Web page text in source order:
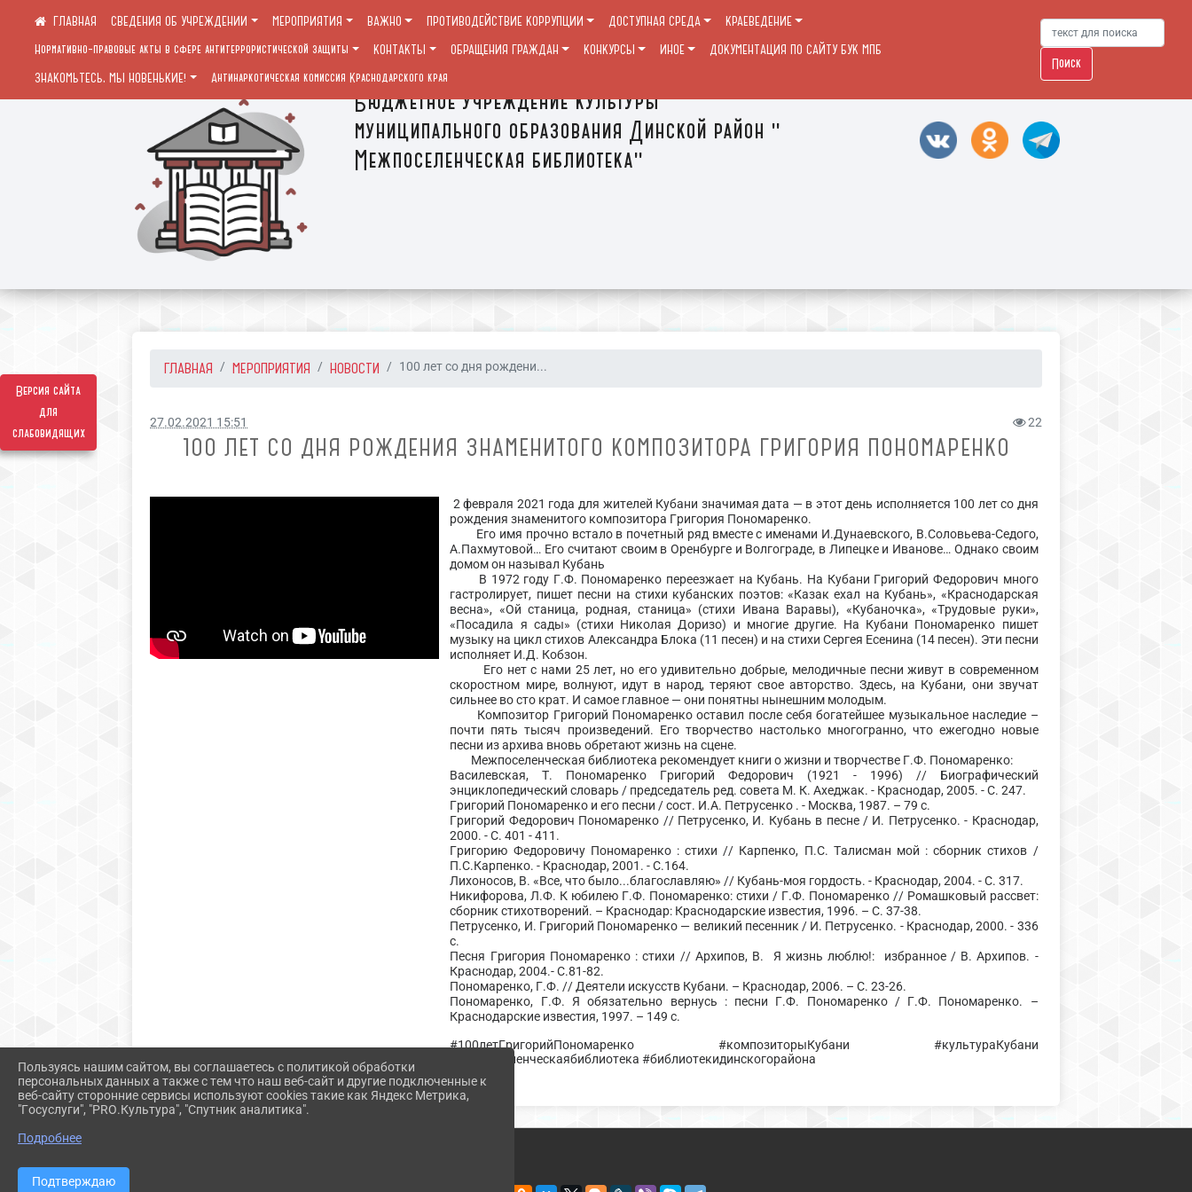
Версия сайта
для
слабовидящих
Бюджетное учреждение культуры
муниципального образования Динской район "
Межпоселенческая библиотека"
СВЕДЕНИЯ ОБ УЧРЕЖДЕНИИ МЕРОПРИЯТИЯ ВАЖНО ПРОТИВОДЕЙСТВИЕ КОРРУПЦИИ ДОСТУПНАЯ СРЕДА
КРАЕВЕДЕНИЕ
Нормативно-правовые акты в сфере антитеррористической защиты
КОНТАКТЫ ОБРАЩЕНИЯ ГРАЖДАН КОНКУРСЫ ИНОЕ
ДОКУМЕНТАЦИЯ ПО САЙТУ БУК МПБ
ЗНАКОМЬТЕСЬ, МЫ НОВЕНЬКИЕ!
Антинаркотическая комиссия Краснодарского края
Поиск
ГЛАВНАЯ МЕРОПРИЯТИЯ НОВОСТИ 100 лет со дня рождени...
27.02.2021 15:51 22
100 ЛЕТ СО ДНЯ РОЖДЕНИЯ ЗНАМЕНИТОГО КОМПОЗИТОРА ГРИГОРИЯ ПОНОМАРЕНКО
2 февраля 2021 года для жителей Кубани значимая дата — в этот день исполняется 100 лет со дня
рождения знаменитого композитора Григория Пономаренко.
Его имя прочно встало в почетный ряд вместе с именами И.Дунаевского, В.Соловьева-Седого,
А.Пахмутовой… Его считают своим в Оренбурге и Волгограде, в Липецке и Иванове… Однако своим
домом он называл Кубань
В 1972 году Г.Ф. Пономаренко переезжает на Кубань. На Кубани Григорий Федорович много
гастролирует, пишет песни на стихи кубанских поэтов: «Казак ехал на Кубань», «Краснодарская
весна», «Ой станица, родная, станица» (стихи Ивана Варавы), «Кубаночка», «Трудовые руки»,
«Посадила я сады» (стихи Николая Доризо) и многие другие. На Кубани Пономаренко пишет
музыку на цикл стихов Александра Блока (11 песен) и на стихи Сергея Есенина (14 песен). Эти песни
исполняет И.Д. Кобзон.
Его нет с нами 25 лет, но его удивительно добрые, мелодичные песни живут в современном
скоростном мире, волнуют, идут в народ, теряют свое авторство. Здесь, на Кубани, они звучат
сильнее во сто крат. И самое главное — они понятны нынешним молодым.
Композитор Григорий Пономаренко оставил после себя богатейшее музыкальное наследие –
почти пять тысяч произведений. Его творчество настолько многогранно, что ежегодно новые
песни из архива вновь обретают жизнь на сцене.
Межпоселенческая библиотека рекомендует книги о жизни и творчестве Г.Ф. Пономаренко:
Василевская, Т. Пономаренко Григорий Федорович (1921 - 1996) // Биографический
энциклопедический словарь / председатель ред. совета М. К. Ахеджак. - Краснодар, 2005. - С. 247.
Григорий Пономаренко и его песни / сост. И.А. Петрусенко . - Москва, 1987. – 79 с.
Григорий Федорович Пономаренко // Петрусенко, И. Кубань в песне / И. Петрусенко. - Краснодар,
2000. - С. 401 - 411.
Григорию Федоровичу Пономаренко : стихи // Карпенко, П.С. Талисман мой : сборник стихов /
П.С.Карпенко. - Краснодар, 2001. - С.164.
Лихоносов, В. «Все, что было...благославляю» // Кубань-моя гордость. - Краснодар, 2004. - С. 317.
Никифорова, Л.Ф. К юбилею Г.Ф. Пономаренко: стихи / Г.Ф. Пономаренко // Ромашковый рассвет:
сборник стихотворений. – Краснодар: Краснодарские известия, 1996. – С. 37-38.
Петрусенко, И. Григорий Пономаренко — великий песенник / И. Петрусенко. - Краснодар, 2000. - 336
с.
Песня Григория Пономаренко : стихи // Архипов, В. Я жизнь люблю!: избранное / В. Архипов. -
Краснодар, 2004.- С.81-82.
Пономаренко, Г.Ф. // Деятели искусств Кубани. – Краснодар, 2006. – С. 23-26.
Пономаренко, Г.Ф. Я обязательно вернусь : песни Г.Ф. Пономаренко / Г.Ф. Пономаренко. –
Краснодарские известия, 1997. – 149 с.
#100летГригорийПономаренко #композиторыКубани #культураКубани
#межпоселенческаябиблиотека #библиотекидинскогорайона
Пользуясь нашим сайтом, вы соглашаетесь с политикой обработки
персональных данных а также с тем что наш веб-сайт и другие подключенные к
веб-сайту сторонние сервисы используют cookies такие как Яндекс Метрика,
"Госуслуги", "PRO.Культура", "Спутник аналитика".
Подробнее
Подтверждаю